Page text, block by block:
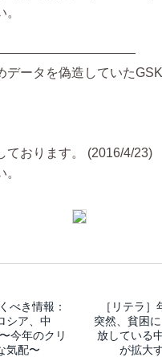
データを偽造していた
ております。 (2016/4/23)
べき情報：
シア、中
今年のクリ
気配〜
［リテラ
突然、貧困
放している
が拡大